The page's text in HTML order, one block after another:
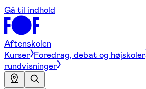
Gå til indhold
Aftenskolen
Kurser Foredrag, debat og højskoler
rundvisninger